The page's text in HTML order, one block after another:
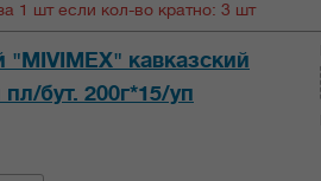
1 шт если кол-во кратно: 3 шт
кавказский
бут. 200г*15/уп